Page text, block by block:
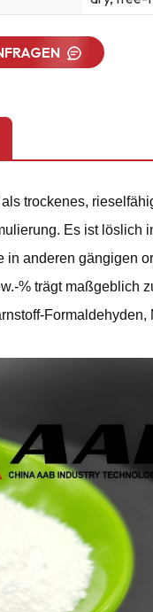
trockenes,
Es ist löslich
in anderen gängigen
% trägt maßgeblich